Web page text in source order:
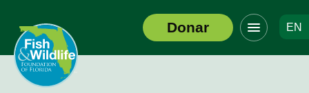
Logotipo
del
encabezado
Donar
Haga
clic
para
alternar
EN